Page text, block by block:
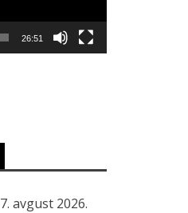
26:51
7. avgust 2026.